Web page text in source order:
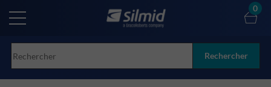
main
Rechercher
0